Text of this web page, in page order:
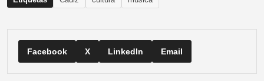
Facebook X LinkedIn Email